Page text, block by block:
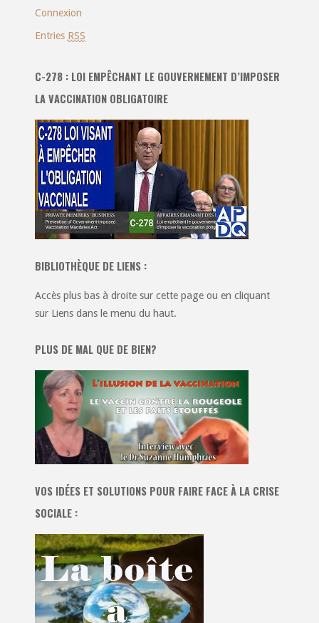
Connexion
Entries RSS
C-278 : LOI EMPÊCHANT LE GOUVERNEMENT D’IMPOSER
LA VACCINATION OBLIGATOIRE
BIBLIOTHÈQUE DE LIENS :
Accès plus bas à droite sur cette page ou en cliquant
sur Liens dans le menu du haut.
PLUS DE MAL QUE DE BIEN?
VOS IDÉES ET SOLUTIONS POUR FAIRE FACE À LA CRISE
SOCIALE :